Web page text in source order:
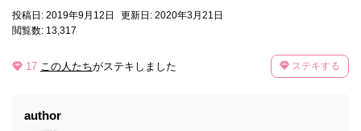
投稿日: 2019年9月12日
更新日: 2020年3月21日
閲覧数: 13,317
17 この人たちがステキしました ステキする
author